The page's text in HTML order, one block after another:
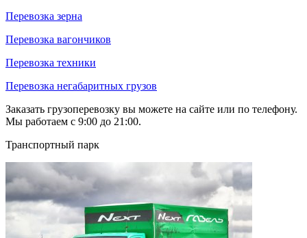
Перевозка зерна
Перевозка вагончиков
Перевозка техники
Перевозка негабаритных грузов
Заказать грузоперевозку вы можете на сайте или по телефону.
Мы работаем с 9:00 до 21:00.
Транспортный парк